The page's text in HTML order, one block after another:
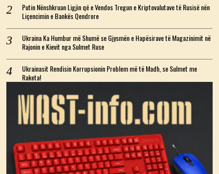
Putin Nënshkruan Ligjin që e Vendos Tregun e Kriptovalutave të Rusisë nën
Liçencimin e Bankës Qendrore
Ukraina Ka Humbur më Shumë se Gjysmën e Hapësirave të Magazinimit në
Rajonin e Kievit nga Sulmet Ruse
Ukrainasit Rendisin Korrupsionin Problem më të Madh, se Sulmet me
Raketa!